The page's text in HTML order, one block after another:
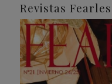
Revistas